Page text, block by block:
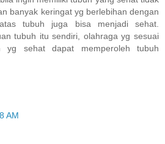
banyak keringat yg berlebihan dengan
tubuh juga bisa menjadi sehat.
tubuh itu sendiri, olahraga yg sesuai
yg sehat dapat memperoleh tubuh
AM